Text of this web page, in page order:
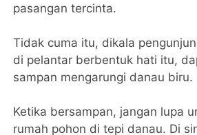
pasangan tercinta.
Tidak cuma itu, dikala
di pelantar berbentuk hati itu,
sampan mengarungi danau biru.
Ketika bersampan, jangan lupa
rumah pohon di tepi danau. Di